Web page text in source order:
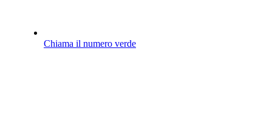
Chiama il numero verde